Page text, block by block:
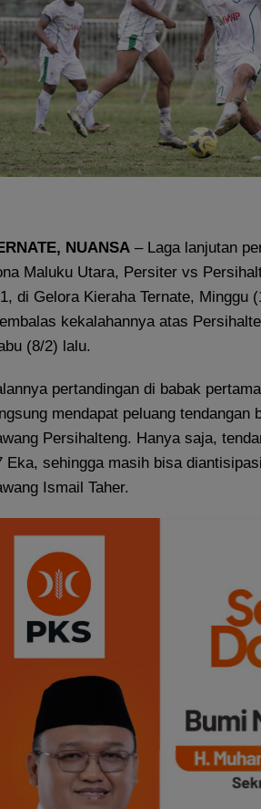
NUANSA – Laga lanjutan
Maluku Utara, Persiter vs
di Gelora Kieraha Ternate, Minggu
kekalahannya atas
(8/2) lalu.
pertandingan di babak
mendapat peluang
Persihalteng. Hanya saja,
Eka, sehingga masih bisa
Ismail Taher.